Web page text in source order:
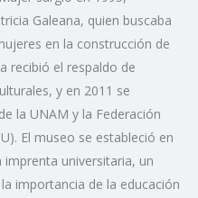
Galeana, quien buscaba
en la construcción de
recibió el respaldo de
y en 2011 se
la UNAM y la Federación
El museo se estableció en
universitaria, un
importancia de la educación